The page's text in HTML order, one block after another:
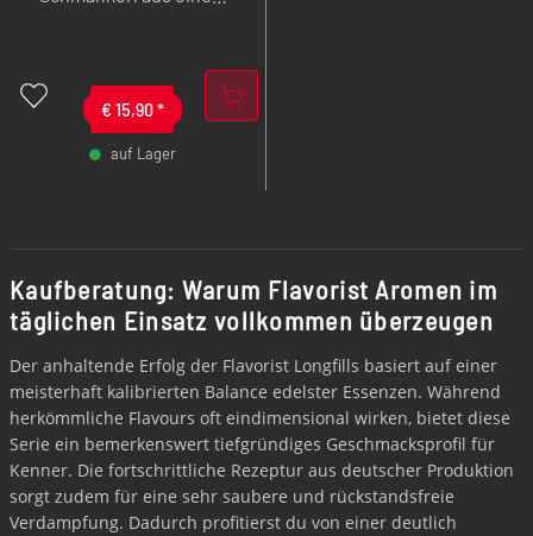
€ 15,90*
auf Lager
exklusiver Bourbon-
Vanille, Blütenhonig und
einem Spritzer Jamaica
Rum.
Kaufberatung: Warum Flavorist Aromen im
täglichen Einsatz vollkommen überzeugen
Der anhaltende Erfolg der Flavorist Longfills basiert auf einer
meisterhaft kalibrierten Balance edelster Essenzen. Während
herkömmliche Flavours oft eindimensional wirken, bietet diese
Serie ein bemerkenswert tiefgründiges Geschmacksprofil für
Kenner. Die fortschrittliche Rezeptur aus deutscher Produktion
sorgt zudem für eine sehr saubere und rückstandsfreie
Verdampfung. Dadurch profitierst du von einer deutlich